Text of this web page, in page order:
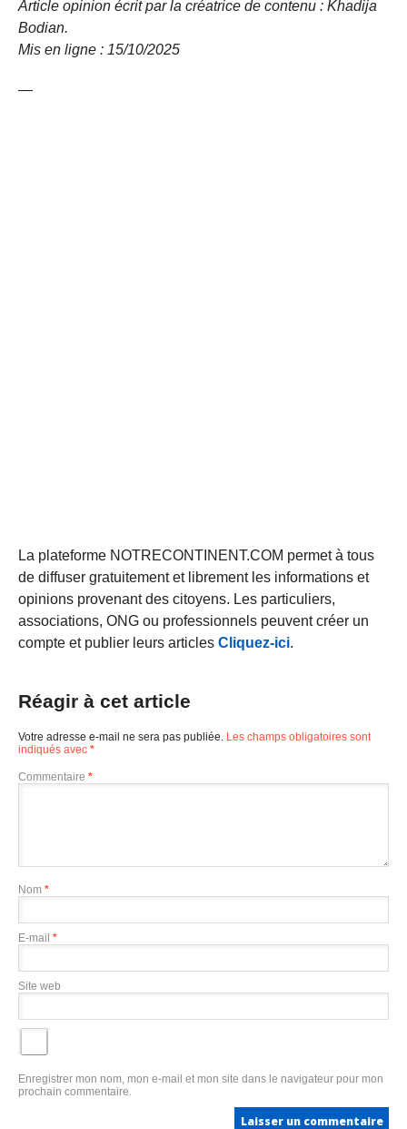
Article opinion écrit par la créatrice de contenu : Khadija
Bodian.
Mis en ligne : 15/10/2025
—
La plateforme NOTRECONTINENT.COM permet à tous
de diffuser gratuitement et librement les informations et
opinions provenant des citoyens. Les particuliers,
associations, ONG ou professionnels peuvent créer un
compte et publier leurs articles Cliquez-ici.
Réagir à cet article
Votre adresse e-mail ne sera pas publiée. Les champs obligatoires sont
indiqués avec *
Commentaire *
Nom *
E-mail *
Site web
Enregistrer mon nom, mon e-mail et mon site dans le navigateur pour mon
prochain commentaire.